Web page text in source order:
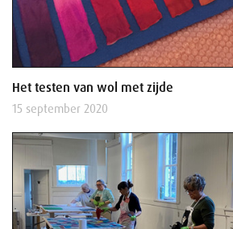
Het testen van wol met zijde
15 september 2020